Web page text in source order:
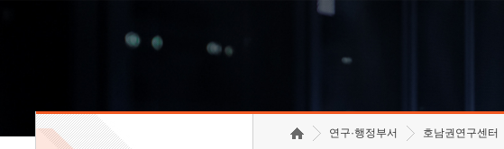
연구·행정부서 호남권연구센터